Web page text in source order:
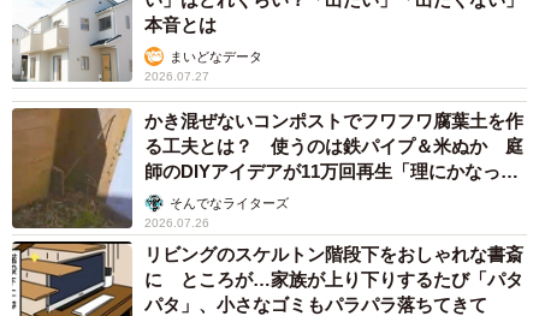
ついての調査」という書類が突然届きました。
驚いて中を確認したところ、そこには「当マンションは居
住専用となっています。他入居者からA様所有の物件につい
て、商用利用がされているのではないかとの問い合わせが
ありました。該当の場合、直ちに利用の中止ないしは退去
を要請します」といった文言が記載されていました。
居住用マンションで開業するなら必ず管理規約を
確認
本音とは
まいどなデータ
2026.07.27
かき混ぜないコンポストでフワフワ腐葉土を作
る工夫とは？ 使うのは鉄パイプ＆米ぬか 庭
師のDIYアイデアが11万回再生「理にかなった
手法」そんでなライターズ
2026.07.26
リビングのスケルトン階段下をおしゃれな書斎
に ところが…家族が上り下りするたび「パタ
パタ」、小さなゴミもパラパラ落ちてきて